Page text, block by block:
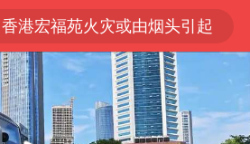
香港宏福苑火灾或由烟头引起
浙江台州《告全体市民书》
多所高校取消艺考